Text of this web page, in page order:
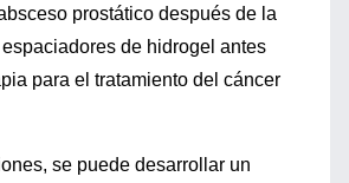
prostático después de la
de hidrogel antes
para el tratamiento del cáncer
se puede desarrollar un